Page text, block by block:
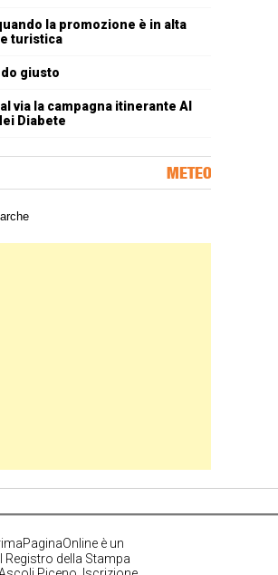
la promozione è in alta
turistica
giusto
via la campagna itinerante Al
Diabete
METEO
delle Marche
è un
della Stampa